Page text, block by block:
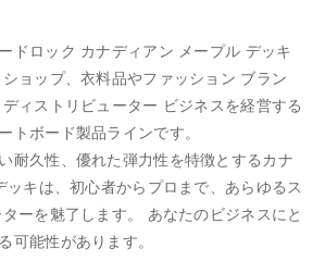
ドロック カナディアン メープル デッキ
ョップ、衣料品やファッション ブラン
ィストリビューター ビジネスを経営する
トボード製品ラインです。
耐久性、優れた弾力性を特徴とするカナ
キは、初心者からプロまで、あらゆるス
ーを魅了します。 あなたのビジネスにと
可能性があります。